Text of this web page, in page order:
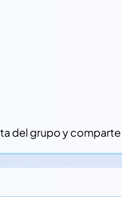
del grupo y comparte